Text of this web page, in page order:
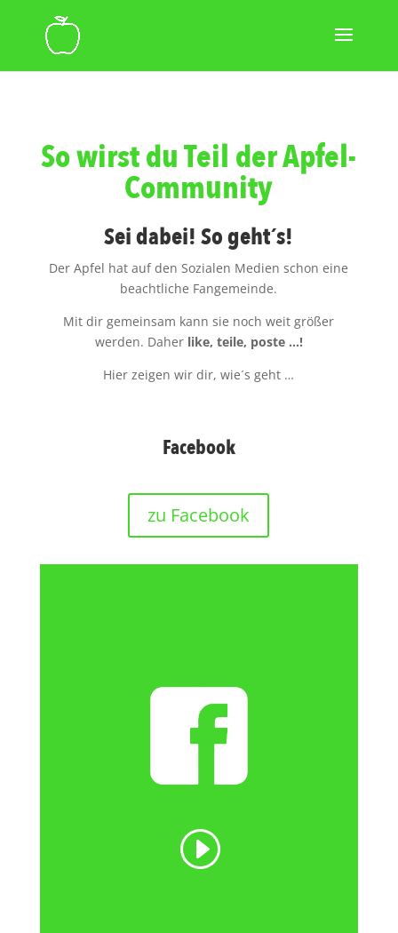
So wirst du Teil der Apfel-
Community
Sei dabei! So geht´s!
Der Apfel hat auf den Sozialen Medien schon eine
beachtliche Fangemeinde.
Mit dir gemeinsam kann sie noch weit größer
werden. Daherlike, teile, poste …!
Hier zeigen wir dir, wie´s geht …
Facebook
zu Facebook